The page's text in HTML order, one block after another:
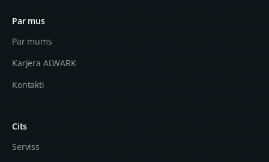
Par mus
Par mums
Karjera ALWARK
Kontakti
Cits
Serviss